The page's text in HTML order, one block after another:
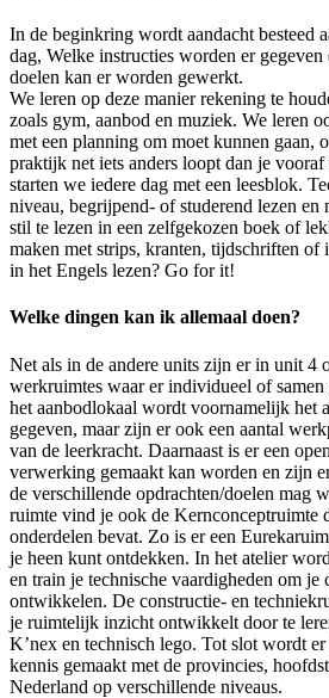
In de beginkring wordt aandacht besteed
dag, Welke instructies worden er
doelen kan er worden gewerkt.
We leren op deze manier rekening te
zoals gym, aanbod en muziek. We leren
met een planning om moet kunnen gaan,
praktijk net iets anders loopt dan je
starten we iedere dag met een leesblok.
niveau, begrijpend- of studerend lezen
stil te lezen in een zelfgekozen boek of
maken met strips, kranten, tijdschriften of
in het Engels lezen? Go for it!
Welke dingen kan ik allemaal doen?
Net als in de andere units zijn er in unit 4
werkruimtes waar er individueel of
het aanbodlokaal wordt voornamelijk het
gegeven, maar zijn er ook een aantal
van de leerkracht. Daarnaast is er een
verwerking gemaakt kan worden en zijn
de verschillende opdrachten/doelen mag
ruimte vind je ook de Kernconceptruimte
onderdelen bevat. Zo is er een
je heen kunt ontdekken. In het atelier
en train je technische vaardigheden om je
ontwikkelen. De constructie- en
je ruimtelijk inzicht ontwikkelt door te
K’nex en technisch lego. Tot slot wordt
kennis gemaakt met de provincies,
Nederland op verschillende niveaus.